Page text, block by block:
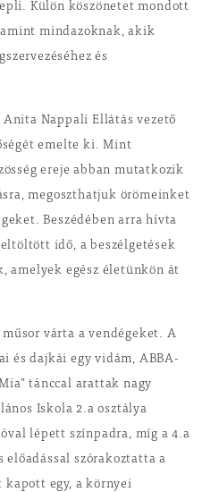
Külön köszönetet mondott
mindazoknak, akik
és
Anita Nappali Ellátás vezető
emelte ki. Mint
ereje abban mutatkozik
megoszthatjuk örömeinket
Beszédében arra hívta
idő, a beszélgetések
amelyek egész életünkön át
várta a vendégeket. A
és dajkái egy vidám, ABBA-
tánccal arattak nagy
Iskola 2.a osztálya
lépett színpadra, míg a 4.a
előadással szórakoztatta a
kapott egy, a környei